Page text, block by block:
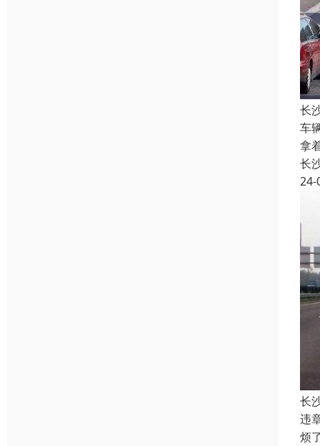
长
车
拿
长
24-
长
违
烦